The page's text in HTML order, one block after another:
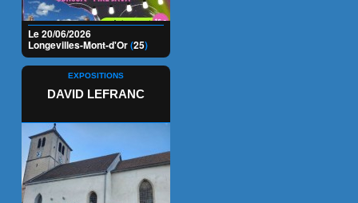
Le 20/06/2026
Longevilles-Mont-d'Or(25)
EXPOSITIONS
DAVID LEFRANC